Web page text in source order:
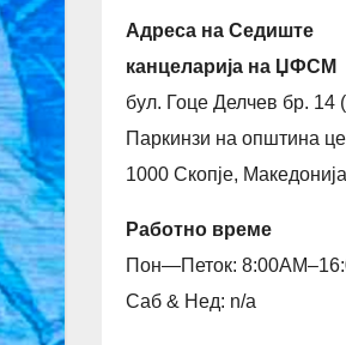
Адреса на Седиште
канцеларија на ЏФСМ
бул. Гоце Делчев бр.
Паркинзи на општина
1000 Скопје, Македонија
Работно време
Пон—Петок:
Саб & Нед: n/a